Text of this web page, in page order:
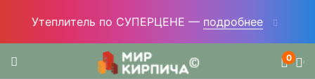
Утеплитель по СУПЕРЦЕНЕ — подробнее
0